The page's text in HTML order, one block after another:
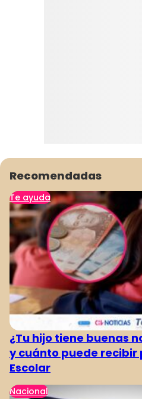
Recomendadas
Te ayuda
¿Tu hijo tiene buenas
y cuánto puede recibir
Escolar
Nacional